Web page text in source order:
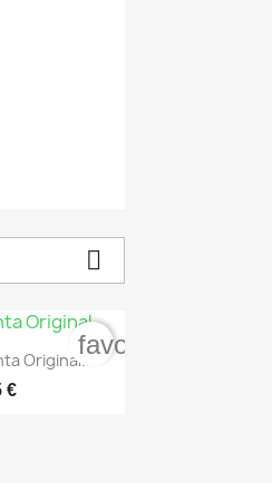

Original...
€
favorite_border